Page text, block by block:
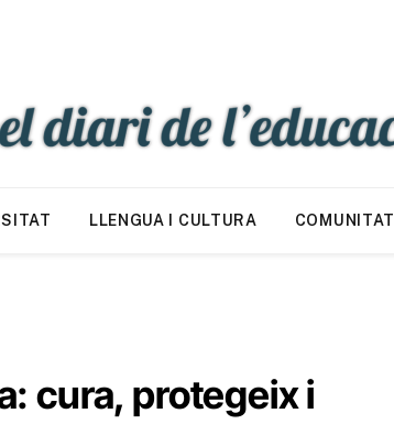
LLENGUA I CULTURA COMUNITAT
cura, protegeix i